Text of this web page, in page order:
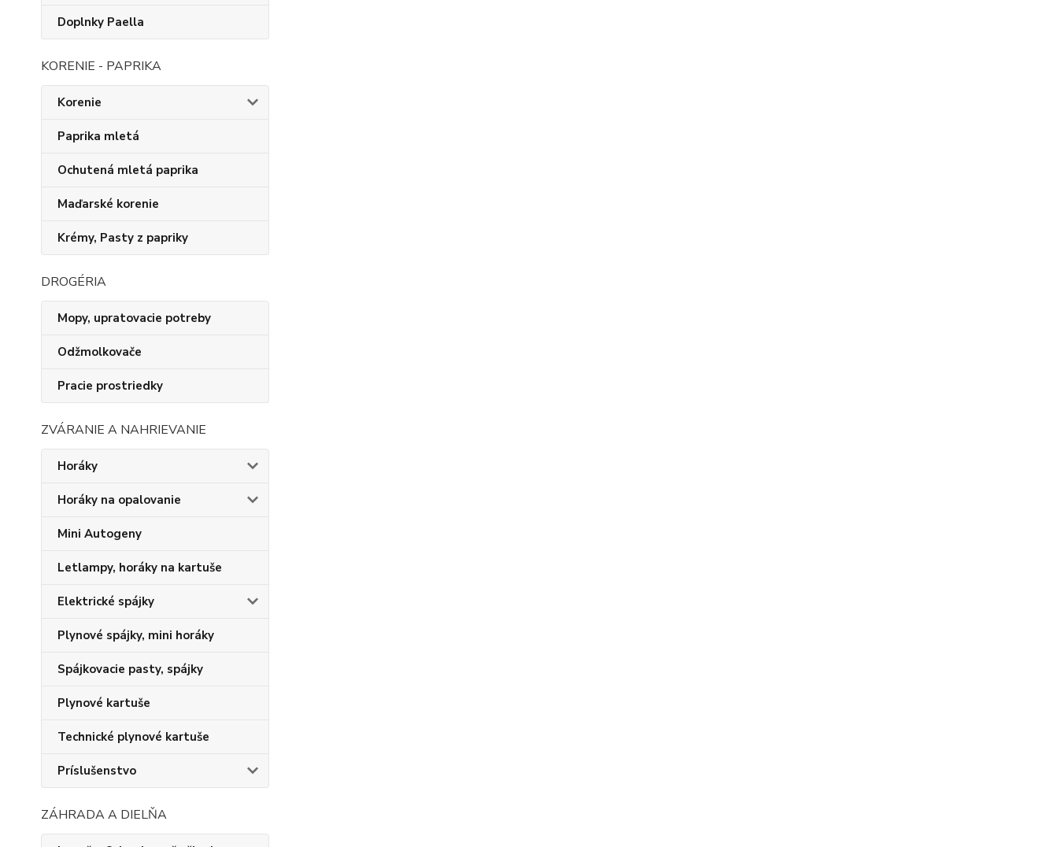
Doplnky Paella
KORENIE - PAPRIKA
Korenie
Paprika mletá
Ochutená mletá paprika
Maďarské korenie
Krémy, Pasty z papriky
DROGÉRIA
Mopy, upratovacie potreby
Odžmolkovače
Pracie prostriedky
ZVÁRANIE A NAHRIEVANIE
Horáky
Horáky na opalovanie
Mini Autogeny
Letlampy, horáky na kartuše
Elektrické spájky
Plynové spájky, mini horáky
Spájkovacie pasty, spájky
Plynové kartuše
Technické plynové kartuše
Príslušenstvo
ZÁHRADA A DIELŇA